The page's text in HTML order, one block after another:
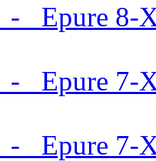
Epure 8-
Epure 7-
Epure 7-